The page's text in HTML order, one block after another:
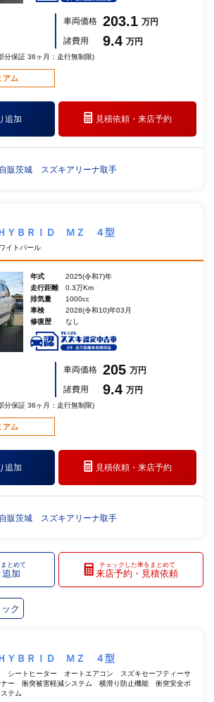
車両価格 203.1 万円
諸費用
9.4 万円
分保証 36ヶ月：走行無制限)
アム
追加 見積依頼・来店予約
自販茨城 スズキアリーナ取手
ＹＢＲＩＤ ＭＺ ４型
イトパール
年式
2025(令和7)年
走行距離
0.3万Km
排気量
1000cc
車検
2028(令和10)年03月
修復歴
なし
車両価格 205 万円
諸費用
9.4 万円
分保証 36ヶ月：走行無制限)
アム
追加 見積依頼・来店予約
自販茨城 スズキアリーナ取手
とめて
加
チェックした車をまとめて
来店予約・見積依頼
ク
ＹＢＲＩＤ ＭＺ ４型
シートヒーター オートエアコン スズキセーフティーサ
ー 衝突被害軽減システム 横滑り防止機能 衝突安全ボ
テム